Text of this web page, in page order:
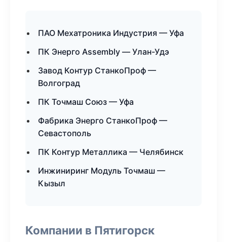
ПАО Мехатроника Индустрия — Уфа
ПК Энерго Assembly — Улан-Удэ
Завод Контур СтанкоПроф —
Волгоград
ПК Точмаш Союз — Уфа
Фабрика Энерго СтанкоПроф —
Севастополь
ПК Контур Металлика — Челябинск
Инжиниринг Модуль Точмаш —
Кызыл
Компании в Пятигорск